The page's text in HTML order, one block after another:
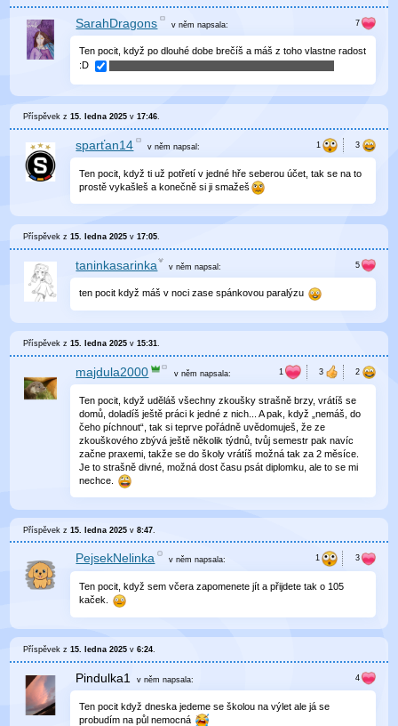
SarahDragons v němnapsala:
Ten pocit, když po dlouhé dobe brečíš a máš z toho vlastne radost
:D
Příspěvek z15. ledna 2025 v17:46.
sparťan14 v němnapsal:
Ten pocit, když ti už potřetí v jedné hře seberou účet, tak se na to
prostě vykašleš a konečně si ji smažeš
Příspěvek z15. ledna 2025 v17:05
taninkasarinka v něm napsal:
ten pocit když máš v noci zase spánkovou paralýzu
Příspěvek z15. ledna 2025 v15:31.
majdula2000 v něm napsala:
Ten pocit, když uděláš všechny zkoušky strašně brzy, vrátíš se
domů, doladíš ještě práci k jedné z nich... A pak, když „nemáš, do
čeho píchnout“, tak si teprve pořádně uvědomuješ, že ze
zkouškového zbývá ještě několik týdnů, tvůj semestr pak navíc
začne praxemi, takže se do školy vrátíš možná tak za 2 měsíce.
Je to strašně divné, možná dost času psát diplomku, ale to se mi
nechce.
Příspěvek z15. ledna 2025 v8:47
PejsekNelinka v němnapsala:
Ten pocit, když sem včera zapomenete jít a přijdete tak o 105
kaček.
Příspěvek z15. ledna 2025 v6:24.
Pindulka1 v něm napsala:
Ten pocit když dneska jedeme se školou na výlet ale já se
probudím na půl nemocná